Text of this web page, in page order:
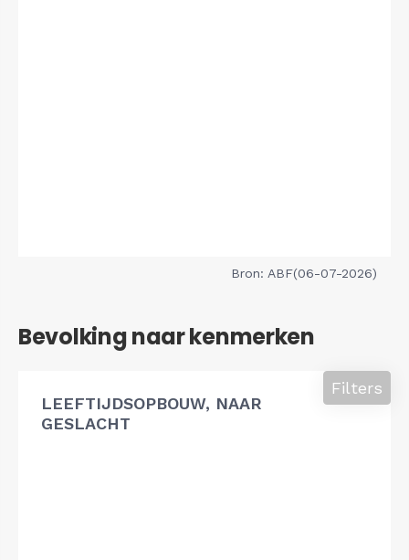
Bron: ABF(06-07-2026)
Bevolking naar kenmerken
LEEFTIJDSOPBOUW, NAAR
GESLACHT
Filters